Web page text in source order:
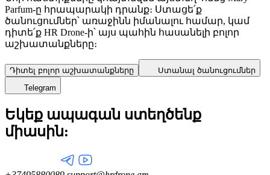
Parfum-ը հրապարակի դրանք։ Ստացե՛ք
ծանուցումներ՝ առաջինն իմանալու համար, կամ
դիտե՛ք HR Drone-ի՝ այս պահին հասանելի բոլոր
աշխատանքները։
Դիտել բոլոր աշխատանքները
Ստանալ ծանուցումներ
Telegram
Եկեք ապագան ստեղծենք
միասին: